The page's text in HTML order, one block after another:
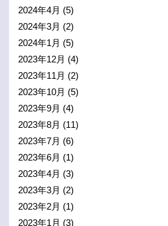
2024年4月 (5)
2024年3月 (2)
2024年1月 (5)
2023年12月 (4)
2023年11月 (2)
2023年10月 (5)
2023年9月 (4)
2023年8月 (11)
2023年7月 (6)
2023年6月 (1)
2023年4月 (3)
2023年3月 (2)
2023年2月 (1)
2023年1月 (3)